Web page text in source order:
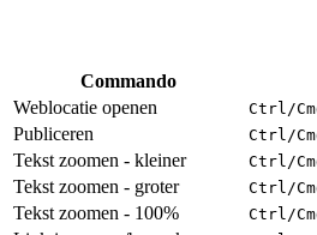
Commando
Weblocatie openen
Ctrl /
Publiceren Ctrl /
Tekst zoomen - kleiner Ctrl /
Tekst zoomen - groter Ctrl /
Tekst zoomen - 100% Ctrl /